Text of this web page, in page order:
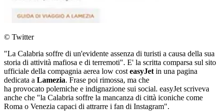
© Twitter
"La Calabria soffre di un'evidente assenza di turisti a causa della sua
storia di attività mafiosa e di terremoti". E' la scritta comparsa sul sito
ufficiale della compagnia aerea low cost easyJet in una pagina
dedicata a Lamezia. Frase poi rimossa, ma che
ha provocato polemiche e indignazione sui social. easyJet scriveva
anche che "la Calabria soffre la mancanza di città iconiche come
Roma o Venezia capaci di attrarre i fan di Instagram".